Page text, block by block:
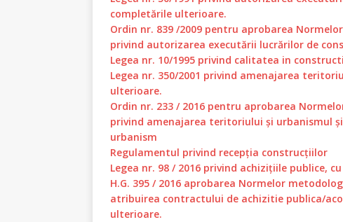
completările ulterioare.
Ordin nr. 839 /2009 pentru aprobarea
privind autorizarea executării lucrărilor de
Legea nr. 10/1995 privind calitatea in
Legea nr. 350/2001 privind amenajarea
ulterioare.
Ordin nr. 233 / 2016 pentru aprobarea
privind amenajarea teritoriului și urbanismul
urbanism
Regulamentul privind recepția construcțiilor
Legea nr. 98 / 2016 privind achizițiile publice,
H.G. 395 / 2016 aprobarea Normelor
atribuirea contractului de achizitie publica/
ulterioare.